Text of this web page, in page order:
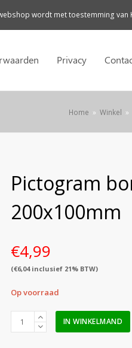
wordt met toestemming
Privacy
Home » Winkel »
Pictogram
200x100mm
€4,99
(€6,04inclusief 21% BTW)
Op voorraad
Pictogram
IN WINKELMAND